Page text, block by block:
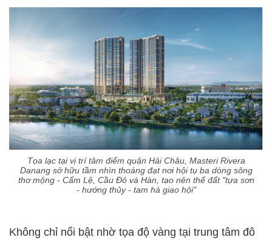
Tọa lạc tại vị trí tâm điểm quận Hải Châu, Masteri Rivera
Danang sở hữu tầm nhìn thoáng đạt nơi hội tụ ba dòng sông
thơ mộng - Cẩm Lệ, Cầu Đỏ và Hàn, tạo nên thế đất "tựa sơn
- hướng thủy - tam hà giao hội"
Không chỉ nổi bật nhờ tọa độ vàng tại trung tâm đô